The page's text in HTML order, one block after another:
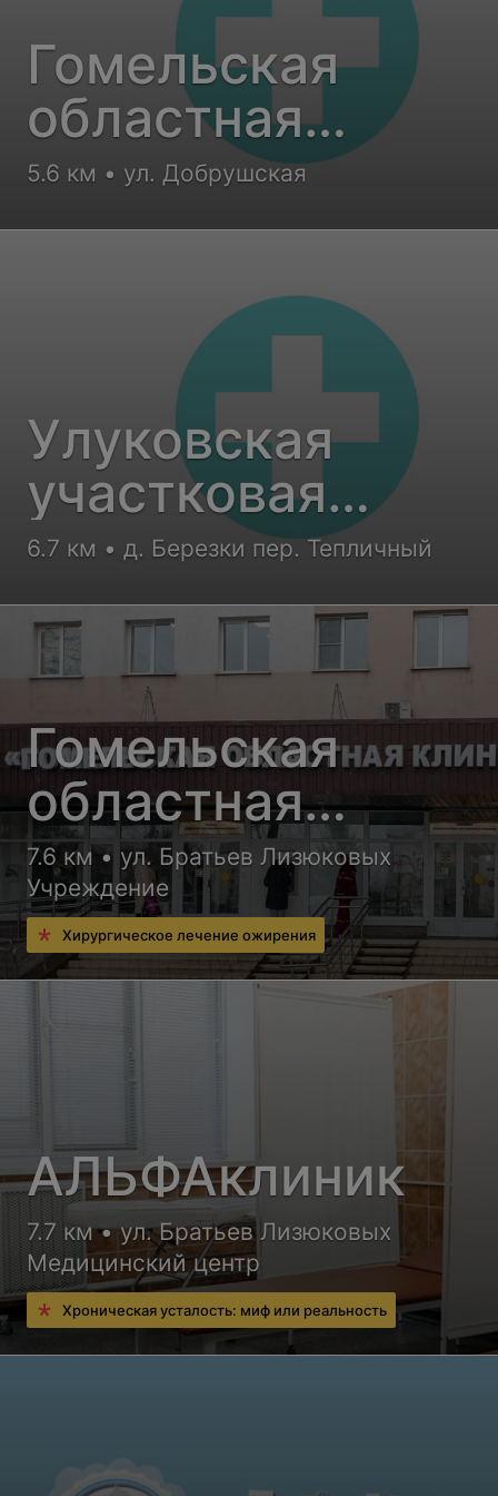
Гомельская
областная
туберкулезная
клиническая
5.6 км • ул. Добрушская
Улуковская
участковая
больница
6.7 км • д. Березки пер. Тепличный
Гомельская
областная
клиническая
больница
7.6 км • ул. Братьев Лизюковых
Учреждение
Хирургическое лечение ожирения
АЛЬФАклиник
7.7 км • ул. Братьев Лизюковых
Медицинский центр
Хроническая усталость: миф или реальность